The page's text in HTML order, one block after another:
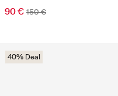
90 € 150 €
40% Deal